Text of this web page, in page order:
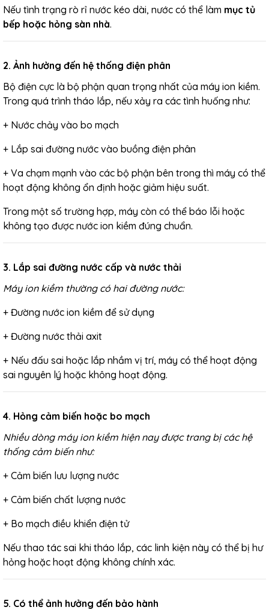
Nếu tình trạng rò rỉ nước kéo dài, nước có thể làm mục tủ
bếp hoặc hỏng sàn nhà.
2. Ảnh hưởng đến hệ thống điện phân
Bộ điện cực là bộ phận quan trọng nhất của máy ion kiềm.
Trong quá trình tháo lắp, nếu xảy ra các tình huống như:
+ Nước chảy vào bo mạch
+ Lắp sai đường nước vào buồng điện phân
+ Va chạm mạnh vào các bộ phận bên trong thì máy có thể
hoạt động không ổn định hoặc giảm hiệu suất.
Trong một số trường hợp, máy còn có thể báo lỗi hoặc
không tạo được nước ion kiềm đúng chuẩn.
3. Lắp sai đường nước cấp và nước thải
Máy ion kiềm thường có hai đường nước:
+ Đường nước ion kiềm để sử dụng
+ Đường nước thải axit
+ Nếu đấu sai hoặc lắp nhầm vị trí, máy có thể hoạt động
sai nguyên lý hoặc không hoạt động.
4. Hỏng cảm biến hoặc bo mạch
Nhiều dòng máy ion kiềm hiện nay được trang bị các hệ
thống cảm biến như:
+ Cảm biến lưu lượng nước
+ Cảm biến chất lượng nước
+ Bo mạch điều khiển điện tử
Nếu thao tác sai khi tháo lắp, các linh kiện này có thể bị hư
hỏng hoặc hoạt động không chính xác.
5. Có thể ảnh hưởng đến bảo hành